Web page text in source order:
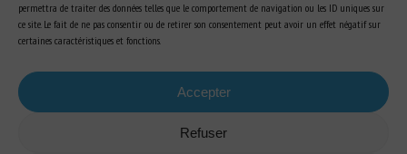
permettra de traiter des données telles que le comportement de navigation ou les ID uniques sur
ce site. Le fait de ne pas consentir ou de retirer son consentement peut avoir un effet négatif sur
certaines caractéristiques et fonctions.
Accepter
Refuser
Ressources